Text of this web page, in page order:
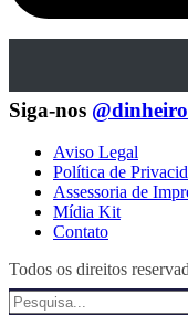
Siga-nos
Aviso Legal
Política de
Assessoria de
Mídia Kit
Contato
Todos os direitos